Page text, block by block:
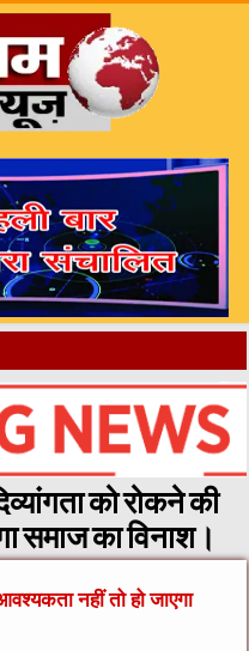
को रोकने की
समाज का विनाश।
नहीं तो हो जाएगा